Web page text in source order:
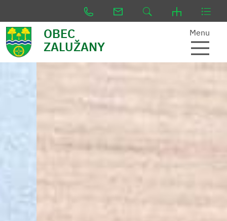
OBEC
ZALUŽANY
Menu